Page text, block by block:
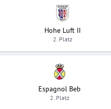
Hohe Luft II
2. Platz
Espagnol Beb
2. Platz